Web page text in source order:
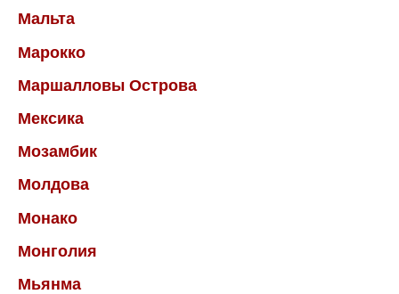
Мальта
Марокко
Маршалловы Острова
Мексика
Мозамбик
Молдова
Монако
Монголия
Мьянма